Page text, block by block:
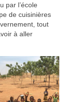
par l’école
de cuisinières
tout
à aller